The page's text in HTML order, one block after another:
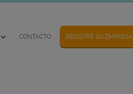
CONTACTO REGISTRE SU EMPRESA